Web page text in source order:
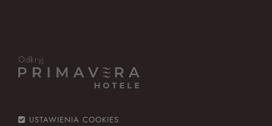
Odkryj
USTAWIENIA COOKIES